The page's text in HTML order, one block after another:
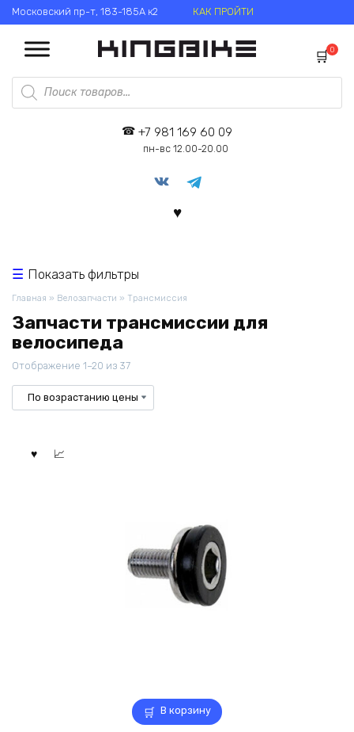
Перейти
к
содержанию
Московский пр-т, 183-185А к2 КАК ПРОЙТИ
Поиск
товаров
0
+7 981 169 60 09
пн-вс 12.00-20.00
Главная » Велозапчасти » Трансмиссия
Запчасти трансмиссии для
велосипеда
Отображение 1–20 из 37Цены:
возрастанию
В корзину
Показать фильтры